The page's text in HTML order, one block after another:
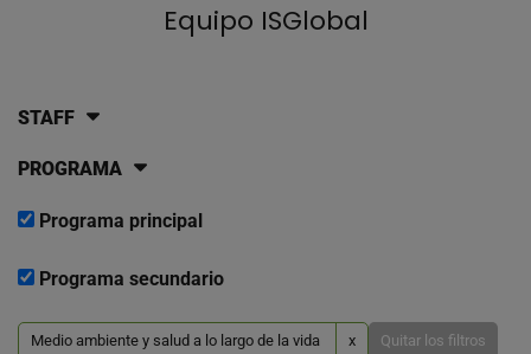
Equipo ISGlobal
STAFF
PROGRAMA
Programa principal
Programa secundario
Medio ambiente y salud a lo largo de la vida x Quitar los filtros